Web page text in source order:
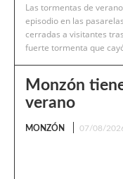
Las tormentas de
episodio en las
cerradas a visitantes
fuerte tormenta que
Monzón
verano
MONZÓN 07/08/